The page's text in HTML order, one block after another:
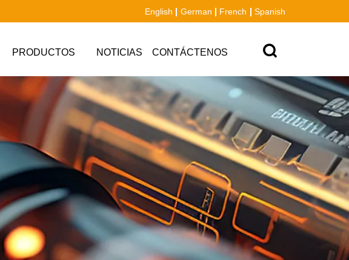
English German French Spanish
PRODUCTOS NOTICIAS CONTÁCTENOS